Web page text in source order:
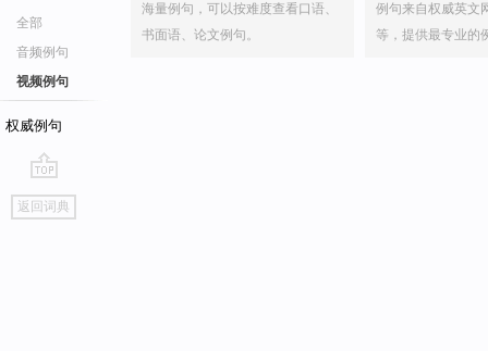
全部
音频例句
视频例句
权威例句
go
top
返回词典
海量例句，可以按难度查看口语、
书面语、论文例句。
例句来自权威英文
等，提供最专业的